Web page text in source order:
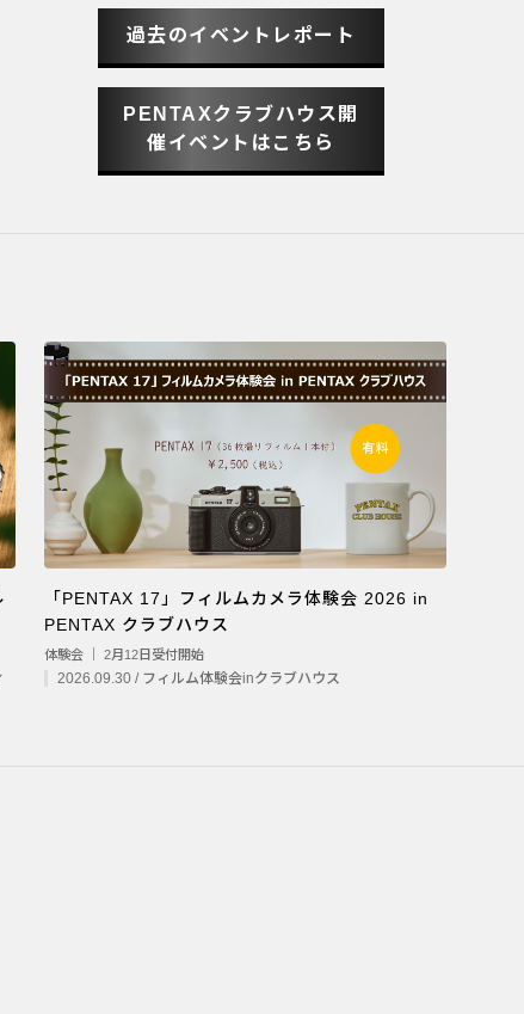
過去のイベントレポート
PENTAXクラブハウス開
催イベントはこちら
「PENTAX 17」フィルムカメラ体験会 2026 in
PENTAX クラブハウス
体験会 ｜ 2月12日受付開始
2026.09.30 / フィルム体験会inクラブハウス